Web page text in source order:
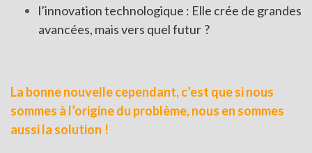
l’innovation technologique : Elle crée de grandes
avancées, mais vers quel futur ?
La bonne nouvelle cependant, c’est que si nous
sommes à l’origine du problème, nous en sommes
aussi la solution !